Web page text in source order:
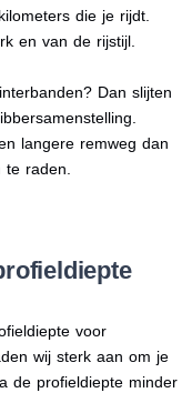
die je rijdt.
en van de rijstijl.
Dan slijten
langere remweg dan
raden.
voor
wij sterk aan om je
de profieldiepte minder